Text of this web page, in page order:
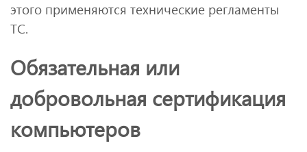
этого применяются технические регламенты
ТС.
Обязательная или
добровольная сертификация
компьютеров